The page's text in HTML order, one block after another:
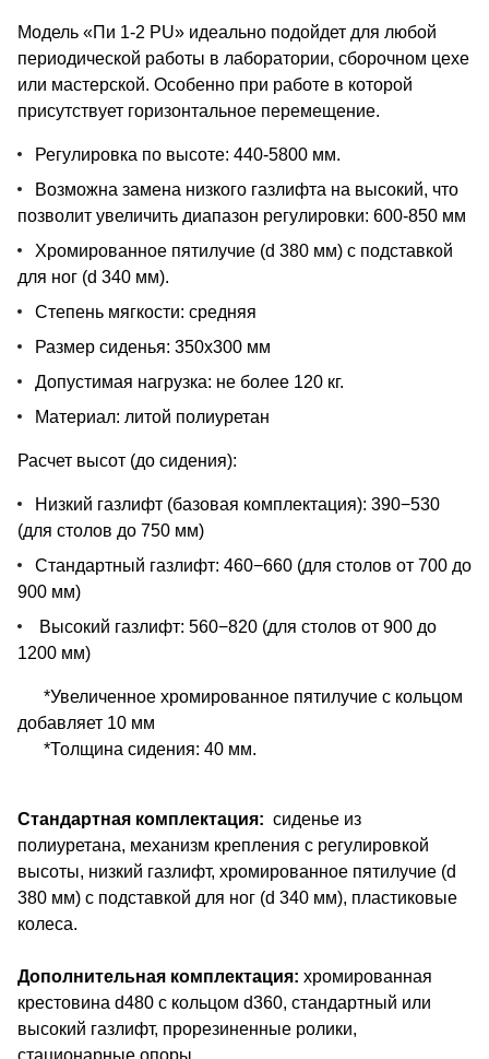
Модель «Пи 1-2 PU» идеально подойдет для любой
периодической работы в лаборатории, сборочном цехе
или мастерской. Особенно при работе в которой
присутствует горизонтальное перемещение.
Регулировка по высоте: 440-5800 мм.
Возможна замена низкого газлифта на высокий, что
позволит увеличить диапазон регулировки: 600-850 мм
Хромированное пятилучие (d 380 мм) с подставкой
для ног (d 340 мм).
Степень мягкости: средняя
Размер сиденья: 350х300 мм
Допустимая нагрузка: не более 120 кг.
Материал: литой полиуретан
Расчет высот (до сидения):
Низкий газлифт (базовая комплектация): 390−530
(для столов до 750 мм)
Стандартный газлифт: 460−660 (для столов от 700 до
900 мм)
Высокий газлифт: 560−820 (для столов от 900 до
1200 мм)
*Увеличенное хромированное пятилучие с кольцом
добавляет 10 мм
*Толщина сидения: 40 мм.
Стандартная комплектация: cиденье из
полиуретана, механизм крепления с регулировкой
высоты, низкий газлифт, хромированное пятилучие (d
380 мм) с подставкой для ног (d 340 мм), пластиковые
колеса.
Дополнительная комплектация: хромированная
крестовина d480 с кольцом d360, стандартный или
высокий газлифт, прорезиненные ролики,
cтационарные опоры.